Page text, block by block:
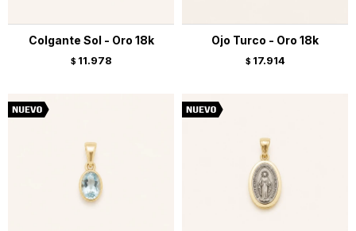
Colgante Sol - Oro 18k
$ 11.978
Ojo Turco - Oro 18k
$ 17.914